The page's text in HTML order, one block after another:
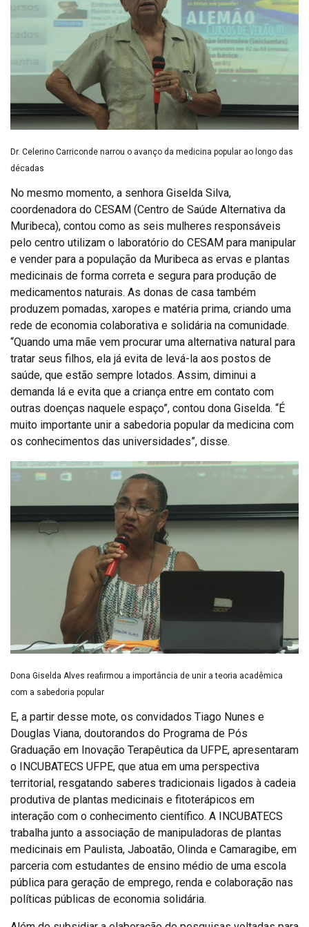
Dr. Celerino Carriconde narrou o avanço da medicina popular ao longo das
décadas
No mesmo momento, a senhora Giselda Silva,
coordenadora do CESAM (Centro de Saúde Alternativa da
Muribeca), contou como as seis mulheres responsáveis
pelo centro utilizam o laboratório do CESAM para manipular
e vender para a população da Muribeca as ervas e plantas
medicinais de forma correta e segura para produção de
medicamentos naturais. As donas de casa também
produzem pomadas, xaropes e matéria prima, criando uma
rede de economia colaborativa e solidária na comunidade.
“Quando uma mãe vem procurar uma alternativa natural para
tratar seus filhos, ela já evita de levá-la aos postos de
saúde, que estão sempre lotados. Assim, diminui a
demanda lá e evita que a criança entre em contato com
outras doenças naquele espaço”, contou dona Giselda. “É
muito importante unir a sabedoria popular da medicina com
os conhecimentos das universidades”, disse.
Dona Giselda Alves reafirmou a importância de unir a teoria acadêmica
com a sabedoria popular
E, a partir desse mote, os convidados Tiago Nunes e
Douglas Viana, doutorandos do Programa de Pós
Graduação em Inovação Terapêutica da UFPE, apresentaram
o INCUBATECS UFPE, que atua em uma perspectiva
territorial, resgatando saberes tradicionais ligados à cadeia
produtiva de plantas medicinais e fitoterápicos em
interação com o conhecimento científico. A INCUBATECS
trabalha junto a associação de manipuladoras de plantas
medicinais em Paulista, Jaboatão, Olinda e Camaragibe, em
parceria com estudantes de ensino médio de uma escola
pública para geração de emprego, renda e colaboração nas
políticas públicas de economia solidária.